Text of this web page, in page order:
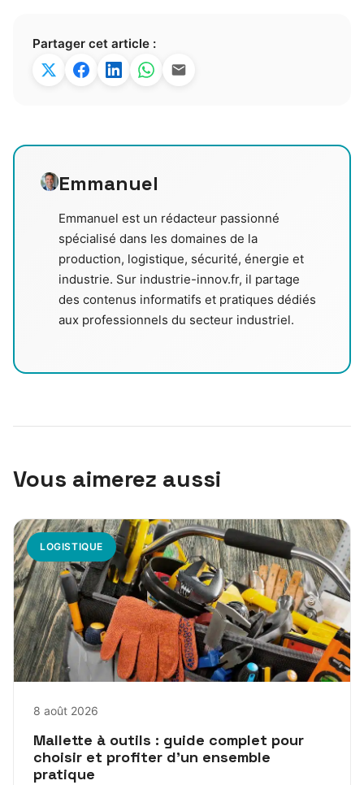
Partager cet article :
Emmanuel
Emmanuel est un rédacteur passionné
spécialisé dans les domaines de la
production, logistique, sécurité, énergie et
industrie. Sur industrie-innov.fr, il partage
des contenus informatifs et pratiques dédiés
aux professionnels du secteur industriel.
Vous aimerez aussi
LOGISTIQUE
8 août 2026
Mallette à outils : guide complet pour
choisir et profiter d’un ensemble
pratique